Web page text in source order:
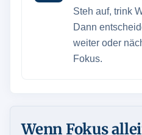
Steh auf, trink
Dann
weiter oder
Fokus.
Wenn Fokus